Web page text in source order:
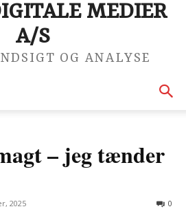
MEDIER
A/S
OG ANALYSE
– jeg tænder
2025 0